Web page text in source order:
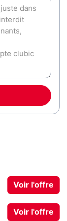
Voir l'offre
Voir l'offre